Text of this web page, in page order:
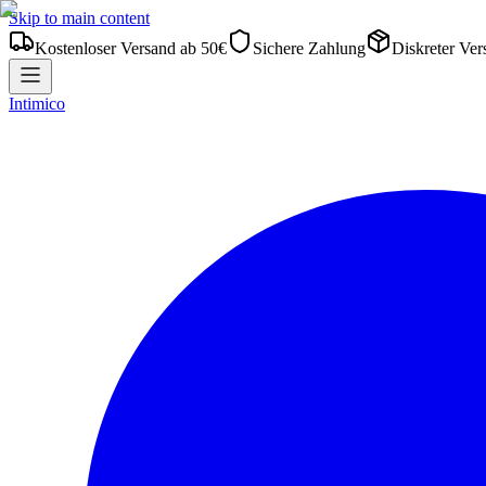
Skip to main content
Kostenloser Versand ab 50€
Sichere Zahlung Diskreter
Intimico